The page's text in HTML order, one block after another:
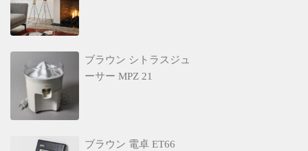
ブラウン シトラスジュ
ーサー MPZ 21
ブラウン 電卓 ET66